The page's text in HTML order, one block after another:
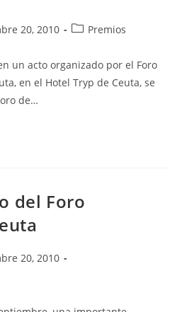
20, 2010
Categoría
la
entrada:
Premios
un acto organizado por el Foro
en el Hotel Tryp de Ceuta, se
de…
del Foro
20, 2010